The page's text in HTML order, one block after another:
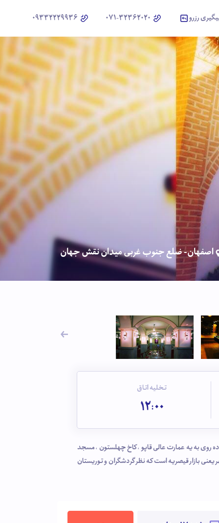
رزرو
اصفهان- ضلع جنوب غربی میدان نقش جهان
شهر یعنی میدان نقش جهان که به دوره صفوی برمیگردد قرار گرفته . مهمانان میتوانند با 2 دقیقه پیاده روی به یه عمارت عالی قاپو ، کاخ چهلستون ، مسجد
بازار قیصریه است که نظر گردشگران و توریستان
تخلیه اتاق
12:00